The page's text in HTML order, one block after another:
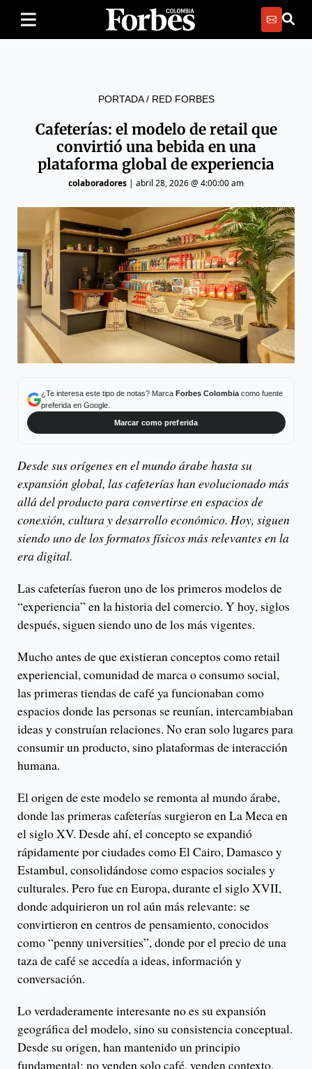
PORTADA/ RED FORBES
Cafeterías: el modelo de retail que
convirtió una bebida en una
plataforma global de experiencia
colaboradores | abril 28, 2026 @ 4:00:00 am
¿Te interesa este tipo de notas? Marca Forbes Colombiacomo fuente
preferida en Google.
Marcar como preferida
Desde sus orígenes en el mundo árabe hasta su
expansión global, las cafeterías han evolucionado más
allá del producto para convertirse en espacios de
conexión, cultura y desarrollo económico. Hoy, siguen
siendo uno de los formatos físicos más relevantes en la
era digital.
Las cafeterías fueron uno de los primeros modelos de
“experiencia” en la historia del comercio. Y hoy, siglos
después, siguen siendo uno de los más vigentes.
Mucho antes de que existieran conceptos como retail
experiencial, comunidad de marca o consumo social,
las primeras tiendas de café ya funcionaban como
espacios donde las personas se reunían, intercambiaban
ideas y construían relaciones. No eran solo lugares para
consumir un producto, sino plataformas de interacción
humana.
El origen de este modelo se remonta al mundo árabe,
donde las primeras cafeterías surgieron en La Meca en
el siglo XV. Desde ahí, el concepto se expandió
rápidamente por ciudades como El Cairo, Damasco y
Estambul, consolidándose como espacios sociales y
culturales. Pero fue en Europa, durante el siglo XVII,
donde adquirieron un rol aún más relevante: se
convirtieron en centros de pensamiento, conocidos
como “penny universities”, donde por el precio de una
taza de café se accedía a ideas, información y
conversación.
Lo verdaderamente interesante no es su expansión
geográfica del modelo, sino su consistencia conceptual.
Desde su origen, han mantenido un principio
fundamental: no venden solo café, venden contexto,